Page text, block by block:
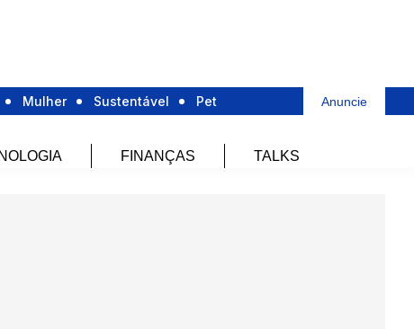
Mulher Sustentável Pet Anuncie
FINANÇAS TALKS